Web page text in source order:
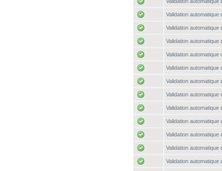
Validation
Validation
Validation
Validation
Validation
Validation
Validation
Validation
Validation
Validation
Validation
Validation